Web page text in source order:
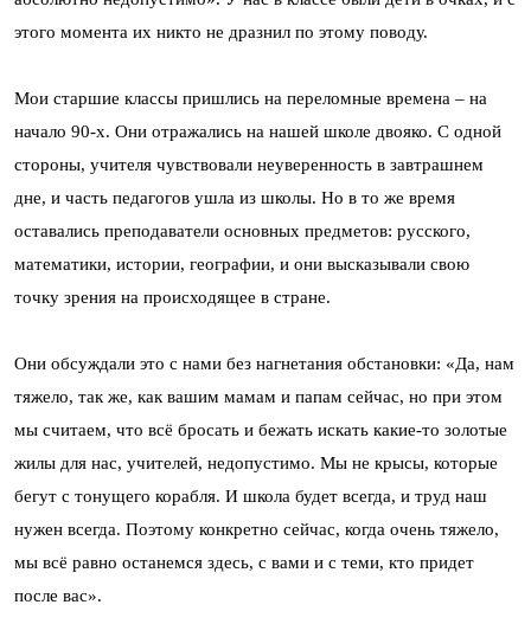
этого момента их никто не дразнил по этому поводу.
Мои старшие классы пришлись на переломные времена – на
начало 90-х. Они отражались на нашей школе двояко. С одной
стороны, учителя чувствовали неуверенность в завтрашнем
дне, и часть педагогов ушла из школы. Но в то же время
оставались преподаватели основных предметов: русского,
математики, истории, географии, и они высказывали свою
точку зрения на происходящее в стране.
Они обсуждали это с нами без нагнетания обстановки: «Да, нам
тяжело, так же, как вашим мамам и папам сейчас, но при этом
мы считаем, что всё бросать и бежать искать какие-то золотые
жилы для нас, учителей, недопустимо. Мы не крысы, которые
бегут с тонущего корабля. И школа будет всегда, и труд наш
нужен всегда. Поэтому конкретно сейчас, когда очень тяжело,
мы всё равно останемся здесь, с вами и с теми, кто придет
после вас».